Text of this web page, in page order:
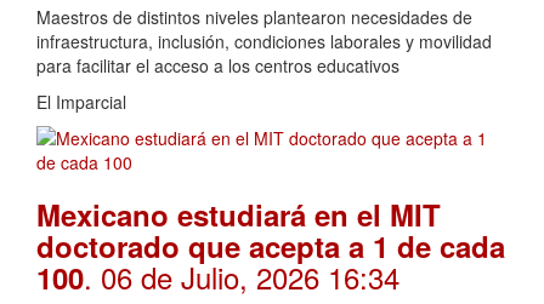
Maestros de distintos niveles plantearon necesidades de
infraestructura, inclusión, condiciones laborales y movilidad
para facilitar el acceso a los centros educativos
El Imparcial
Mexicano estudiará en el MIT
doctorado que acepta a 1 de cada
100. 06 de Julio, 2026 16:34